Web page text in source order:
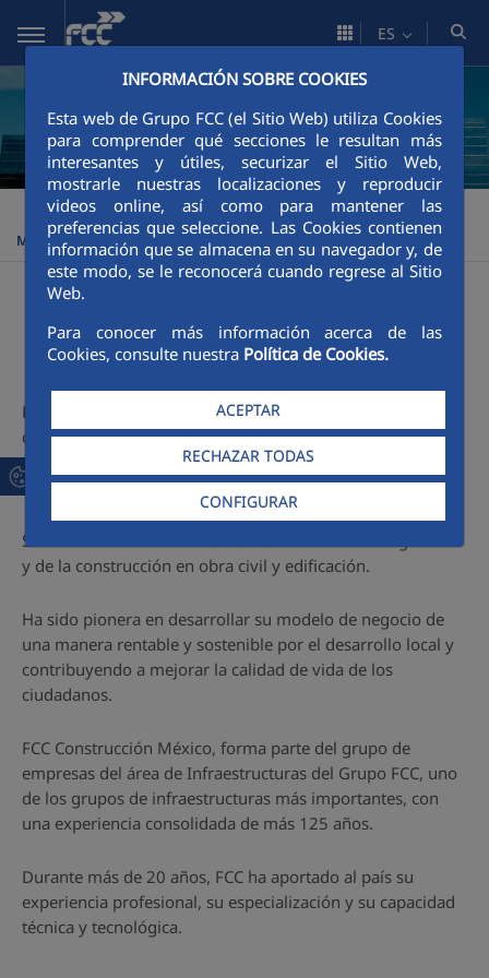
Saltar al contenido principal
INFORMACIÓN SOBRE COOKIES
Esta web de Grupo FCC (el Sitio Web) utiliza Cookies
para comprender qué secciones le resultan más
interesantes y útiles, securizar el Sitio Web,
mostrarle nuestras localizaciones y reproducir
videos online, así como para mantener las
preferencias que seleccione. Las Cookies contienen
información que se almacena en su navegador y, de
este modo, se le reconocerá cuando regrese al Sitio
Web.
Para conocer más información acerca de las
Cookies, consulte nuestra Política de Cookies.
ACEPTAR
RECHAZAR TODAS
CONFIGURAR
ES
FCCCO México > Área corporativa >Presentación >
FCC
México
FCC México
FCC Construcción, con una experiencia acumulada de más
de un siglo de historia, es el área de infraestructuras del
Grupo FCC, una empresa de referencia internacional en
servicios medioambientales, agua y construcción.
Sus actividades abarcan todos los ámbitos de la ingeniería
y de la construcción en obra civil y edificación.
Ha sido pionera en desarrollar su modelo de negocio de
una manera rentable y sostenible por el desarrollo local y
contribuyendo a mejorar la calidad de vida de los
ciudadanos.
FCC Construcción México, forma parte del grupo de
empresas del área de Infraestructuras del Grupo FCC, uno
de los grupos de infraestructuras más importantes, con
una experiencia consolidada de más 125 años.
Durante más de 20 años, FCC ha aportado al país su
experiencia profesional, su especialización y su capacidad
técnica y tecnológica.